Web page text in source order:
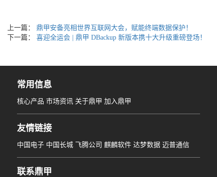
上一篇： 鼎甲安备亮相世界互联网大会，赋能终端数据保护！
下一篇： 喜迎全运会 | 鼎甲 DBackup 新版本携十大升级重磅登场！
常用信息
核心产品 市场资讯 关于鼎甲 加入鼎甲
友情链接
中国电子 中国长城 飞腾公司 麒麟软件 达梦数据 迈普通信
联系鼎甲